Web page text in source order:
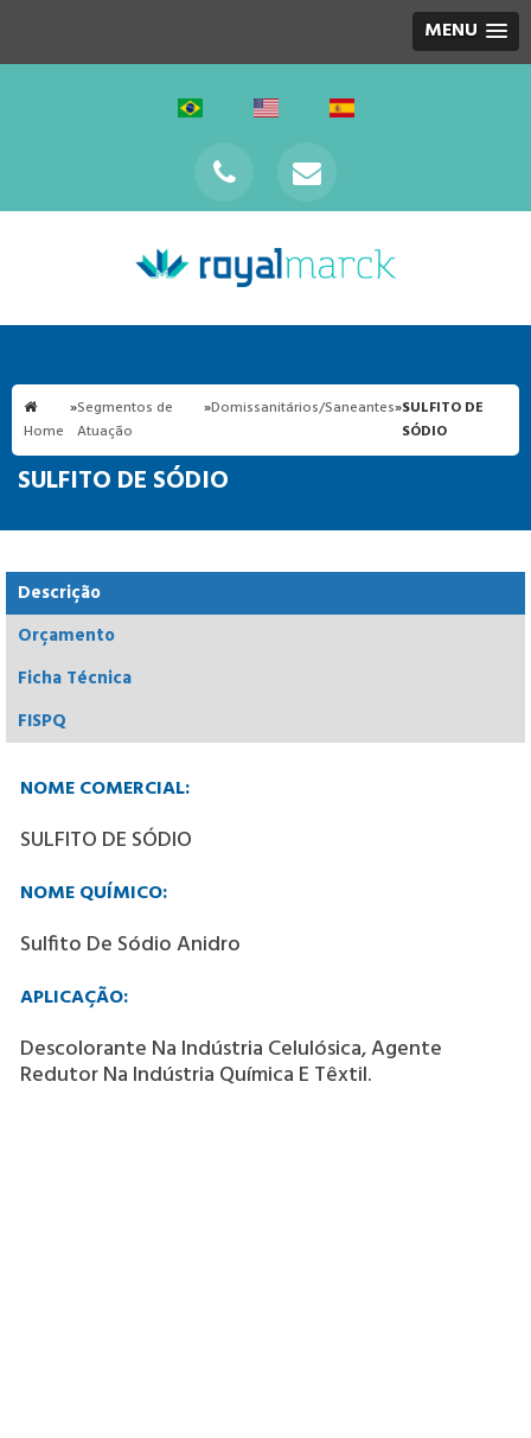
MENU
Home
»Segmentos de
Atuação
»Domissanitários/Saneantes»SULFITO DE
SÓDIO
SULFITO DE SÓDIO
Descrição
Orçamento
Ficha Técnica
FISPQ
NOME COMERCIAL:
SULFITO DE SÓDIO
NOME QUÍMICO:
Sulfito De Sódio Anidro
APLICAÇÃO:
Descolorante Na Indústria Celulósica, Agente
Redutor Na Indústria Química E Têxtil.